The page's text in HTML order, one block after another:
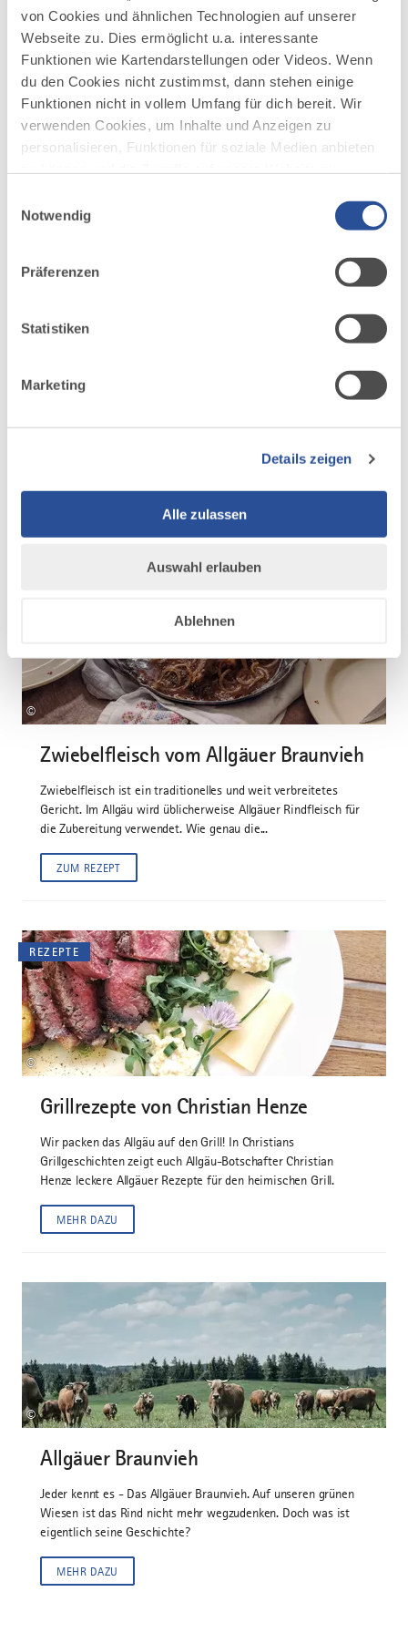
von Cookies und ähnlichen Technologien auf unserer
Webseite zu. Dies ermöglicht u.a. interessante
Funktionen wie Kartendarstellungen oder Videos. Wenn
du den Cookies nicht zustimmst, dann stehen einige
Funktionen nicht in vollem Umfang für dich bereit. Wir
verwenden Cookies, um Inhalte und Anzeigen zu
personalisieren, Funktionen für soziale Medien anbieten
deiner Verwendung unserer Website an unsere Partner
möglicherweise mit weiteren Daten zusammen, die du
Nutzung der Dienste gesammelt haben.
Notwendig
Präferenzen
Statistiken
Marketing
Details zeigen
Alle zulassen
Auswahl erlauben
Ablehnen
©
Schaubild Rind - von der Nase bis
©
Wo liegt das Tafelspitz und was ist das
Bürgermeisterstück? Bildlich dargestellt zum
PDF | 344 KB
Für dich ausgesucht
©
Zwiebelfleisch vom Allgäuer Braunvieh
Zwiebelfleisch ist ein traditionelles und weit verbreitetes
Gericht. Im Allgäu wird üblicherweise Allgäuer Rindfleisch für
die Zubereitung verwendet. Wie genau die...
ZUM REZEPT
REZEPTE
©
Grillrezepte von Christian Henze
Wir packen das Allgäu auf den Grill! In Christians
Grillgeschichten zeigt euch Allgäu-Botschafter Christian
Henze leckere Allgäuer Rezepte für den heimischen Grill.
MEHR DAZU
©
Allgäuer Braunvieh
Jeder kennt es - Das Allgäuer Braunvieh. Auf unseren grünen
Wiesen ist das Rind nicht mehr wegzudenken. Doch was ist
eigentlich seine Geschichte?
MEHR DAZU